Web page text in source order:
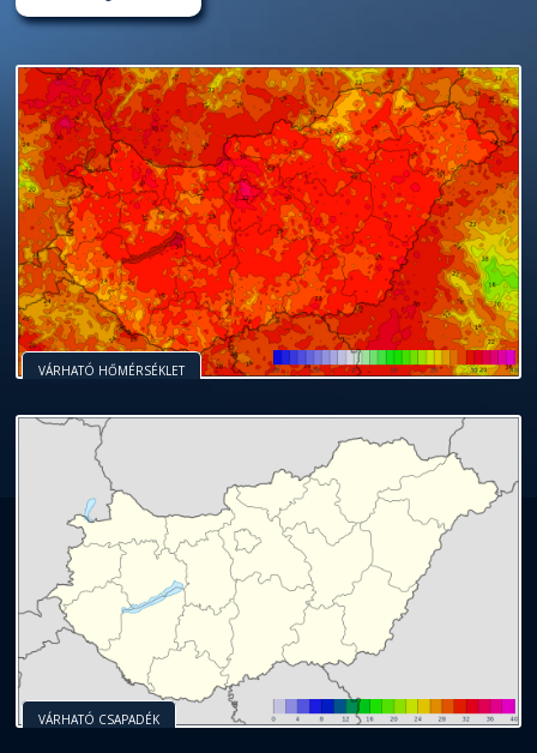
VÁRHATÓ HŐMÉRSÉKLET
VÁRHATÓ CSAPADÉK